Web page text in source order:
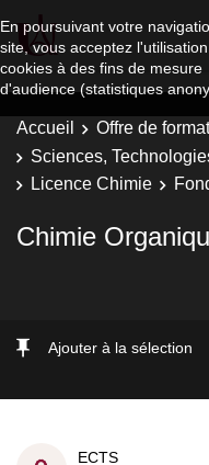
En poursuivant votre
site, vous acceptez
cookies à des fins de mesure
d'audience (statistiques
Accueil Offre de
Sciences,
Licence Chimie
Chimie
Ajouter à la sélection
ECTS